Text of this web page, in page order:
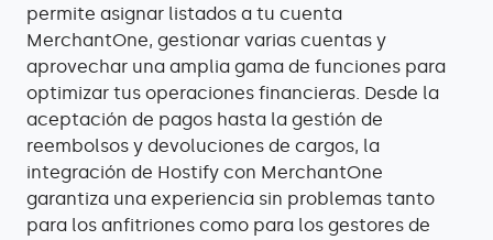
permite asignar listados a tu cuenta
MerchantOne, gestionar varias cuentas y
aprovechar una amplia gama de funciones para
optimizar tus operaciones financieras. Desde la
aceptación de pagos hasta la gestión de
reembolsos y devoluciones de cargos, la
integración de Hostify con MerchantOne
garantiza una experiencia sin problemas tanto
para los anfitriones como para los gestores de